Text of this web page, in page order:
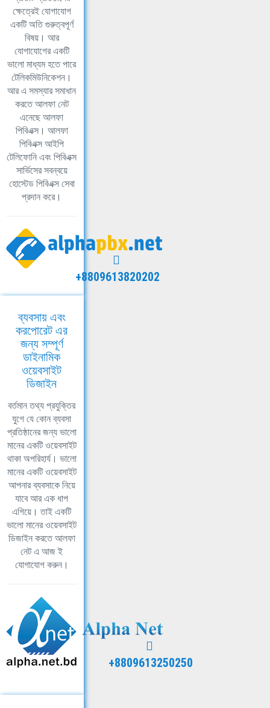
ক্ষেত্রেই যোগাযোগ
একটি অতি গুরুত্বপূর্ণ
বিষয়। আর
যোগাযোগের একটি
ভালো মাধ্যম হতে পারে
টেলিকমিউনিকেশন।
আর এ সমস্যার সমাধান
করতে আলফা নেট
এনেছে আলফা
পিবিএক্স। আলফা
পিবিএক্স আইপি
টেলিফোনি এবং পিবিএক্স
সার্ভিসের সবন্বয়ে
হোস্টেড পিবিএক্স সেবা
প্রদান করে।
+8809613820202
ব্যবসায় এবং
করপোরেট এর
জন্য সম্পূর্ণ
ডাইনামিক
ওয়েবসাইট
ডিজাইন
বর্তমান তথ্য প্রযুক্তির
যুগে যে কোন ব্যবসা
প্রতিষ্ঠানের জন্য ভালো
মানের একটি ওয়েবসাইট
থাকা অপরিহার্য। ভালো
মানের একটি ওয়েবসাইট
আপনার ব্যবসাকে নিয়ে
যাবে আর এক ধাপ
এগিয়ে। তাই একটি
ভালো মানের ওয়েবসাইট
ডিজাইন করতে আলফা
নেট এ আজ ই
যোগাযোগ করুন।
+8809613250250